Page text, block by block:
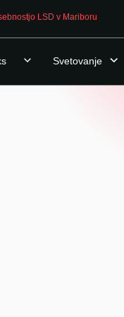
LSD v Mariboru
Svetovanje